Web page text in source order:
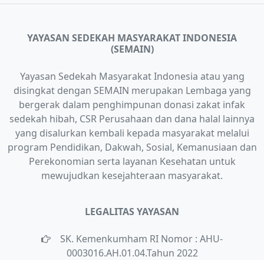
YAYASAN SEDEKAH MASYARAKAT INDONESIA
(SEMAIN)
Yayasan Sedekah Masyarakat Indonesia atau yang
disingkat dengan SEMAIN merupakan Lembaga yang
bergerak dalam penghimpunan donasi zakat infak
sedekah hibah, CSR Perusahaan dan dana halal lainnya
yang disalurkan kembali kepada masyarakat melalui
program Pendidikan, Dakwah, Sosial, Kemanusiaan dan
Perekonomian serta layanan Kesehatan untuk
mewujudkan kesejahteraan masyarakat.
LEGALITAS YAYASAN
SK. Kemenkumham RI Nomor : AHU-
0003016.AH.01.04.Tahun 2022